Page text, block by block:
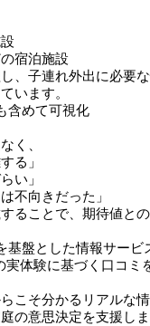
宿泊施設
、子連れ外出に必要
います。
含めて可視化
く、
る」
い」
不向きだった」
ることで、期待値と
基盤とした情報サービ
実体験に基づく口コミ
こそ分かるリアルな
の意思決定を支援しま